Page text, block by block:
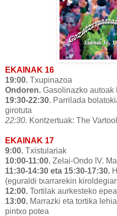
EKAINAK 16
19:00. Txupinazoa
Ondoren. Gasolinazko autoak
19:30-22:30. Parrilada
girotuta
22:30. Kontzertuak: The
EKAINAK 17
9:00. Txistulariak
10:00-11:00. Zelai-Ondo IV.
11:30-14:30 eta 15:30-17:30.
(eguraldi txarrarekin
12:00. Tortilak aurkesteko epea
13:00. Marrazki eta tortika
pintxo potea